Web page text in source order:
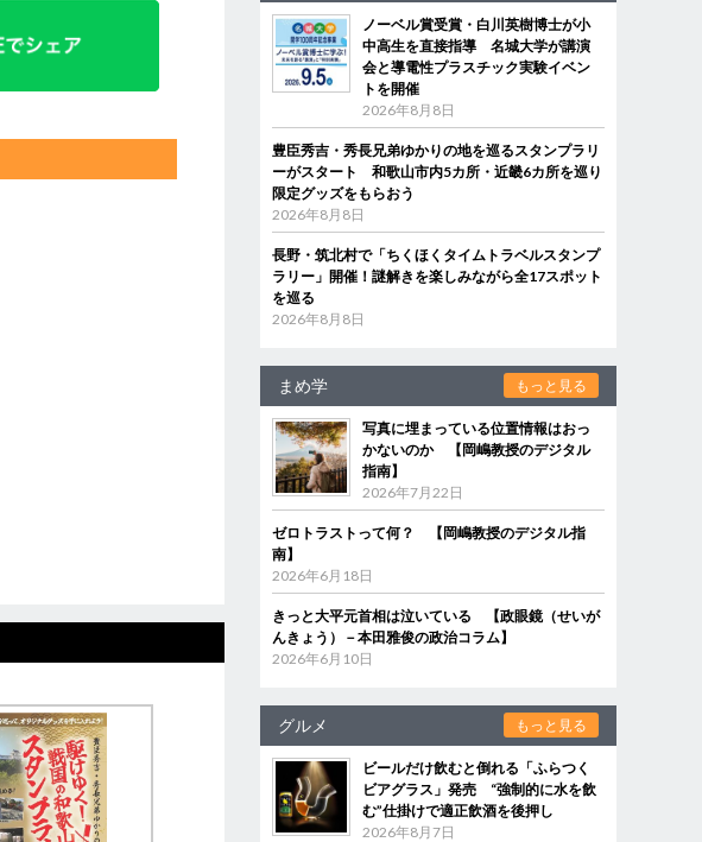
ノーベル賞受賞・白川英樹博士が小
中高生を直接指導 名城大学が講演
会と導電性プラスチック実験イベン
トを開催
2026年8月8日
豊臣秀吉・秀長兄弟ゆかりの地を巡るスタンプラリ
ーがスタート 和歌山市内5カ所・近畿6カ所を巡り
限定グッズをもらおう
2026年8月8日
長野・筑北村で「ちくほくタイムトラベルスタンプ
ラリー」開催！謎解きを楽しみながら全17スポット
を巡る
2026年8月8日
まめ学 もっと見る
写真に埋まっている位置情報はおっ
かないのか 【岡嶋教授のデジタル
指南】
2026年7月22日
ゼロトラストって何？ 【岡嶋教授のデジタル指
南】
2026年6月18日
きっと大平元首相は泣いている 【政眼鏡（せいが
んきょう）－本田雅俊の政治コラム】
2026年6月10日
グルメ もっと見る
ビールだけ飲むと倒れる「ふらつく
ビアグラス」発売 “強制的に水を飲
む”仕掛けで適正飲酒を後押し
2026年8月7日